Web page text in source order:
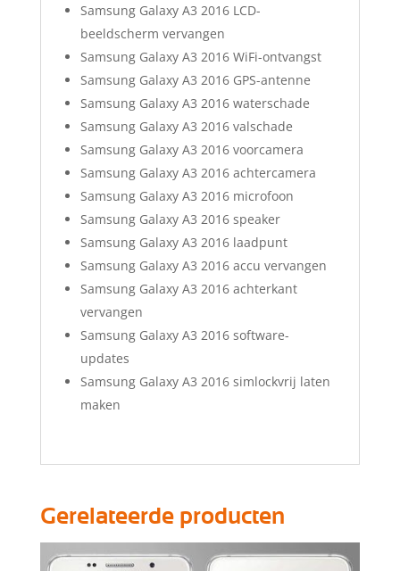
Samsung Galaxy A3 2016 LCD-
beeldscherm vervangen
Samsung Galaxy A3 2016 WiFi-ontvangst
Samsung Galaxy A3 2016 GPS-antenne
Samsung Galaxy A3 2016 waterschade
Samsung Galaxy A3 2016 valschade
Samsung Galaxy A3 2016 voorcamera
Samsung Galaxy A3 2016 achtercamera
Samsung Galaxy A3 2016 microfoon
Samsung Galaxy A3 2016 speaker
Samsung Galaxy A3 2016 laadpunt
Samsung Galaxy A3 2016 accu vervangen
Samsung Galaxy A3 2016 achterkant
vervangen
Samsung Galaxy A3 2016 software-
updates
Samsung Galaxy A3 2016 simlockvrij laten
maken
Gerelateerde producten